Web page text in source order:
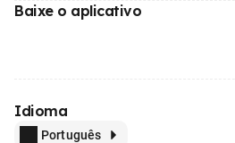
Baixe o aplicativo
Idioma
Português